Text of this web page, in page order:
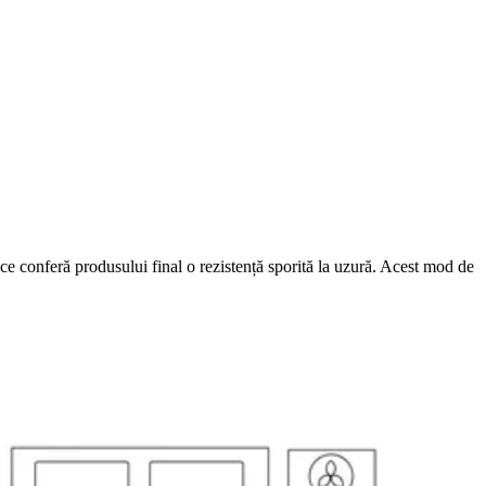
conferă produsului final o rezistență sporită la uzură. Acest mod de